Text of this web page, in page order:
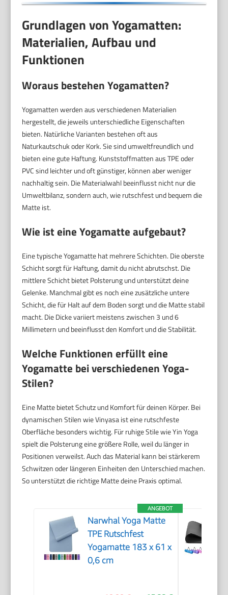
Grundlagen von Yogamatten:
Materialien, Aufbau und
Funktionen
Woraus bestehen Yogamatten?
Yogamatten werden aus verschiedenen Materialien
hergestellt, die jeweils unterschiedliche Eigenschaften
bieten. Natürliche Varianten bestehen oft aus
Naturkautschuk oder Kork. Sie sind umweltfreundlich und
bieten eine gute Haftung. Kunststoffmatten aus TPE oder
PVC sind leichter und oft günstiger, können aber weniger
nachhaltig sein. Die Materialwahl beeinflusst nicht nur die
Umweltbilanz, sondern auch, wie rutschfest und bequem die
Matte ist.
Wie ist eine Yogamatte aufgebaut?
Eine typische Yogamatte hat mehrere Schichten. Die oberste
Schicht sorgt für Haftung, damit du nicht abrutschst. Die
mittlere Schicht bietet Polsterung und unterstützt deine
Gelenke. Manchmal gibt es noch eine zusätzliche untere
Schicht, die für Halt auf dem Boden sorgt und die Matte stabil
macht. Die Dicke variiert meistens zwischen 3 und 6
Millimetern und beeinflusst den Komfort und die Stabilität.
Welche Funktionen erfüllt eine
Yogamatte bei verschiedenen Yoga-
Stilen?
Eine Matte bietet Schutz und Komfort für deinen Körper. Bei
dynamischen Stilen wie Vinyasa ist eine rutschfeste
Oberfläche besonders wichtig. Für ruhige Stile wie Yin Yoga
spielt die Polsterung eine größere Rolle, weil du länger in
Positionen verweilst. Auch das Material kann bei stärkerem
Schwitzen oder längeren Einheiten den Unterschied machen.
So unterstützt die richtige Matte deine Praxis optimal.
ANGEBOT
Narwhal Yoga Matte
TPE Rutschfest
Yogamatte 183 x 61 x
0,6 cm